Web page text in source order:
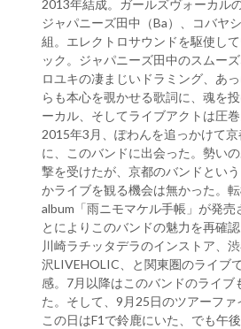
2013年結成。ガールズヴォーカル
ジャパニーズ田中（Ba）、コバヤ
組。エレクトロサウンドを駆使し
ック。ジャパニーズ田中のスムー
ロユキの凄まじいドラミング、あ
らも本心を覗かせる歌詞に、魂を
ーカル、そしてライブアクトは圧巻
2015年3月、ぽわんを追っかけて
に、このバンドに出会った。勢い
撃を受けたが、京都のバンドとい
かライブを観る機会は無かった。
album「雨ニモマケル手帳」が発売
とによりこのバンドの魅力を再確
川崎ラチッタデラのインストア、
沢LIVEHOLIC、と関東圏のライブ
感。7月以降はこのバンドのライブ
た。そして、9月25日のツアーファ
この日はF1で鈴鹿にいた、でも午